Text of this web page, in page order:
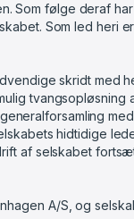
Som følge deraf
Som led heri
skridt med
tvangsopløsning
hidtidige
af selskabet
A/S, og